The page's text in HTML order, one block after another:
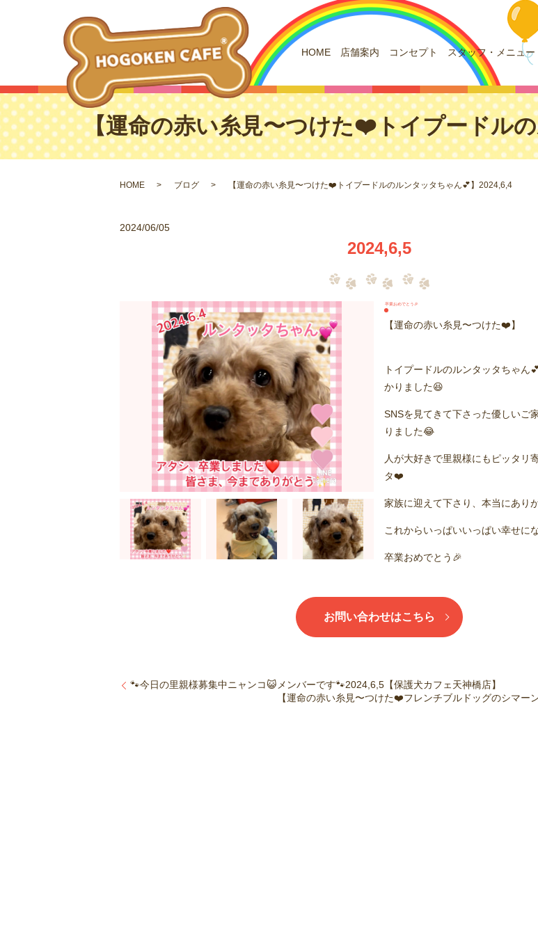
HOME 店舗案内 コンセプト スタッフ・メニュー
【運命の赤い糸見〜つけた❤️トイプードル
HOME ブログ 【運命の赤い糸見〜つけた❤️トイプードルのルンタッタちゃん💕】2024,6,4
2024/06/05
2024,6,5
卒業おめでとう🎉
【運命の赤い糸見〜つけた❤️】
トイプードルのルンタッタちゃん
かりました😆
SNSを見てきて下さった優しいご
りました😂
人が大好きで里親様にもピッタリ
タ❤️
家族に迎えて下さり、本当にあり
これからいっぱいいっぱい幸せに
卒業おめでとう🎉
お問い合わせはこちら
🐾今日の里親様募集中ニャンコ😺メンバーです🐾2024,6,5【保護犬カフェ天神橋店】
【運命の赤い糸見〜つけた❤️フレンチブルドッグのシマー